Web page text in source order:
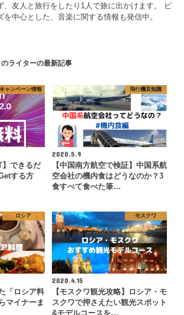
、友人と旅行をしたり1人で旅に出かけます。 ビ
を中心とした、音楽に関する情報も発信中。
のライターの最新記事
キャンペーン情報
】できるだ
する方
飛行機豆知識
2020.5.9
【中国南方航空で検証】中国系航
空会社の機内食はどうなのか？3
食すべて食べた筆…
ロシア
「ロシア料
マイナーま
モスクワ
2020.4.15
【モスクワ観光攻略】ロシア・モ
スクワで押さえたい観光スポット
&モデルコースを…